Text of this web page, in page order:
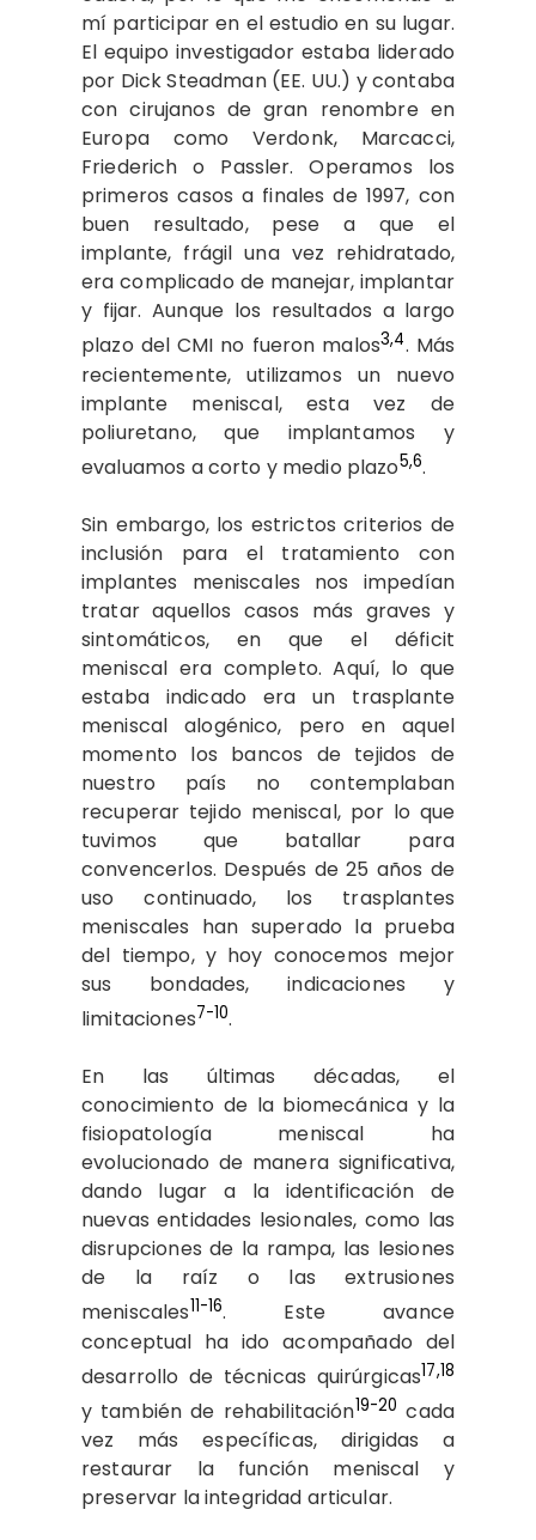
mí participar en el estudio en su lugar.
El equipo investigador estaba liderado
por Dick Steadman (EE. UU.) y contaba
con cirujanos de gran renombre en
Europa como Verdonk, Marcacci,
Friederich o Passler. Operamos los
primeros casos a finales de 1997, con
buen resultado, pese a que el
implante, frágil una vez rehidratado,
era complicado de manejar, implantar
y fijar. Aunque los resultados a largo
plazo del CMI no fueron malos3,4. Más
recientemente, utilizamos un nuevo
implante meniscal, esta vez de
poliuretano, que implantamos y
evaluamos a corto y medio plazo5,6.
Sin embargo, los estrictos criterios de
inclusión para el tratamiento con
implantes meniscales nos impedían
tratar aquellos casos más graves y
sintomáticos, en que el déficit
meniscal era completo. Aquí, lo que
estaba indicado era un trasplante
meniscal alogénico, pero en aquel
momento los bancos de tejidos de
nuestro país no contemplaban
recuperar tejido meniscal, por lo que
tuvimos que batallar para
convencerlos. Después de 25 años de
uso continuado, los trasplantes
meniscales han superado la prueba
del tiempo, y hoy conocemos mejor
sus bondades, indicaciones y
limitaciones7-10.
En las últimas décadas, el
conocimiento de la biomecánica y la
fisiopatología meniscal ha
evolucionado de manera significativa,
dando lugar a la identificación de
nuevas entidades lesionales, como las
disrupciones de la rampa, las lesiones
de la raíz o las extrusiones
meniscales11-16. Este avance
conceptual ha ido acompañado del
desarrollo de técnicas quirúrgicas17,18
y también de rehabilitación19-20cada
vez más específicas, dirigidas a
restaurar la función meniscal y
preservar la integridad articular.